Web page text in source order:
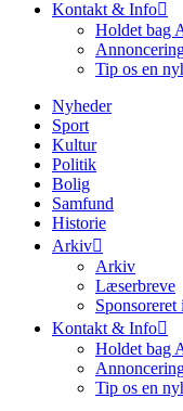
Kontakt & Info
Holdet bag
Tip os en
Nyheder
Sport
Kultur
Politik
Bolig
Samfund
Historie
Arkiv
Arkiv
Læserbreve
Sponsoreret
Kontakt & Info
Holdet bag
Tip os en